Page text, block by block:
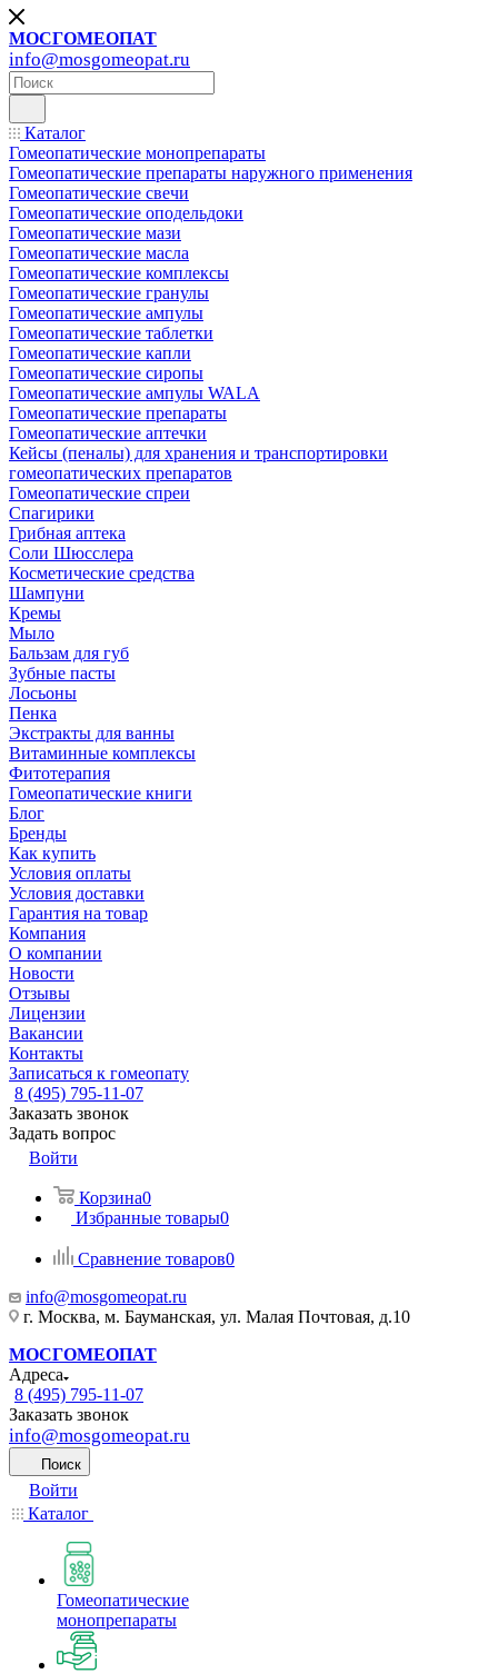
МОСГОМЕОПАТ
info@mosgomeopat.ru
Каталог
Гомеопатические монопрепараты
Гомеопатические препараты наружного применения
Гомеопатические свечи
Гомеопатические оподельдоки
Гомеопатические мази
Гомеопатические масла
Гомеопатические комплексы
Гомеопатические гранулы
Гомеопатические ампулы
Гомеопатические таблетки
Гомеопатические капли
Гомеопатические сиропы
Гомеопатические ампулы WALA
Гомеопатические препараты
Гомеопатические аптечки
Кейсы (пеналы) для хранения и транспортировки
гомеопатических препаратов
Гомеопатические спреи
Спагирики
Грибная аптека
Соли Шюсслера
Косметические средства
Шампуни
Кремы
Мыло
Бальзам для губ
Зубные пасты
Лосьоны
Пенка
Экстракты для ванны
Витаминные комплексы
Фитотерапия
Гомеопатические книги
Блог
Бренды
Как купить
Условия оплаты
Условия доставки
Гарантия на товар
Компания
О компании
Новости
Отзывы
Лицензии
Вакансии
Контакты
Записаться к гомеопату
8 (495) 795-11-07
Заказать звонок
Задать вопрос
Войти
Корзина0
Избранные товары0
Сравнение товаров0
info@mosgomeopat.ru
г. Москва, м. Бауманская, ул. Малая Почтовая, д.10
МОСГОМЕОПАТ
Адреса
8 (495) 795-11-07
Заказать звонок
info@mosgomeopat.ru
Поиск
Войти
Каталог
Гомеопатические
монопрепараты